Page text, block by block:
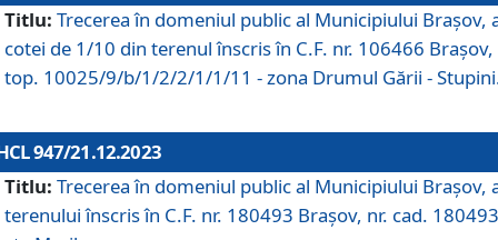
Titlu: Trecerea în domeniul public al Municipiului Braşov,
cotei de 1/10 din terenul înscris în C.F. nr. 106466 Brașov,
top. 10025/9/b/1/2/2/1/1/11 - zona Drumul Gării -
947/21.12.2023
Titlu: Trecerea în domeniul public al Municipiului Braşov,
terenului înscris în C.F. nr. 180493 Brașov, nr. cad.